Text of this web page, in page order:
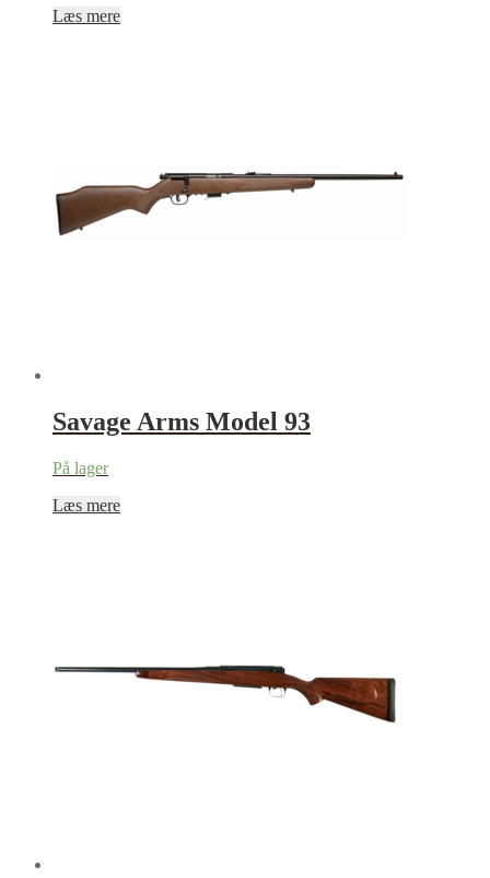
Læs mere
Savage Arms Model 93
På lager
Læs mere